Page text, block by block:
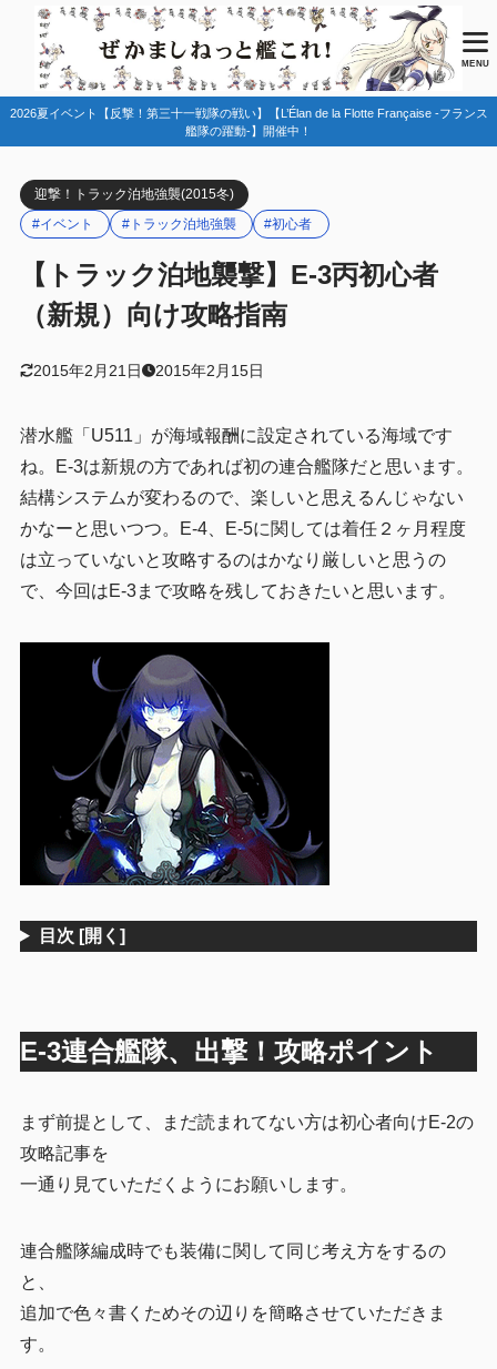
MENU
2026夏イベント【反撃！第三十一戦隊の戦い】【L’Élan de la Flotte Française -フランス
艦隊の躍動-】開催中！
迎撃！トラック泊地強襲(2015冬)
#イベント
#トラック泊地強襲 #初心者
【トラック泊地襲撃】E-3丙初心者
（新規）向け攻略指南
2015年2月21日 2015年2月15日
潜水艦「U511」が海域報酬に設定されている海域です
ね。E-3は新規の方であれば初の連合艦隊だと思います。
結構システムが変わるので、楽しいと思えるんじゃない
かなーと思いつつ。E-4、E-5に関しては着任２ヶ月程度
は立っていないと攻略するのはかなり厳しいと思うの
で、今回はE-3まで攻略を残しておきたいと思います。
目次 [開く]
E-3連合艦隊、出撃！攻略ポイント
まず前提として、まだ読まれてない方は初心者向けE-2の
攻略記事を
一通り見ていただくようにお願いします。
連合艦隊編成時でも装備に関して同じ考え方をするの
と、
追加で色々書くためその辺りを簡略させていただきま
す。
目次
1 E-3連合艦隊、出撃！攻略ポイント
1.2 編成はどうしたらいい？
1.4 艦隊の順番を考えよう
1.5 装備－電探を確保
1.6 陣形